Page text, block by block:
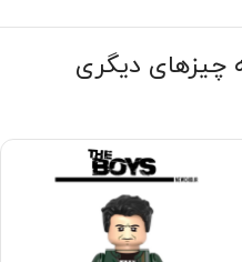
چیزهای دیگری